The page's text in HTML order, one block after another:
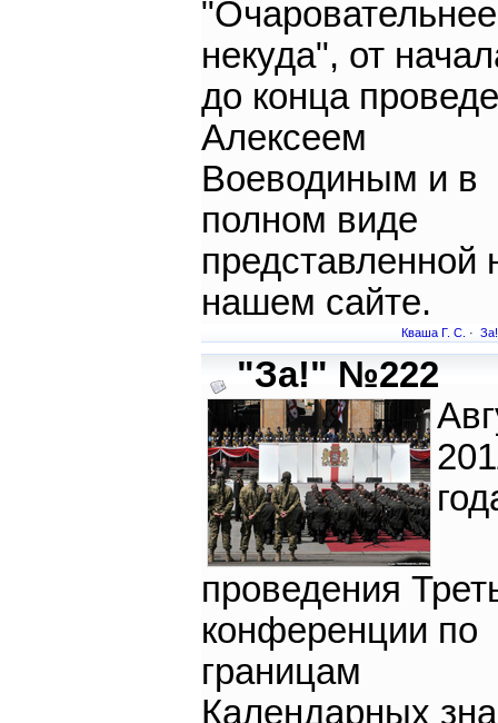
"Очаровательнее
некуда", от
до конца
Алексеем
Воеводиным и в
полном виде
представленной
нашем сайте.
Кваша Г. С. · За!
"За!" №222
проведения
конференции по
границам
Календарных